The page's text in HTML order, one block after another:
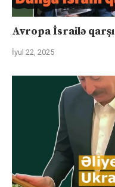
Avropa İsrailə qarşı
İyul 22, 2025